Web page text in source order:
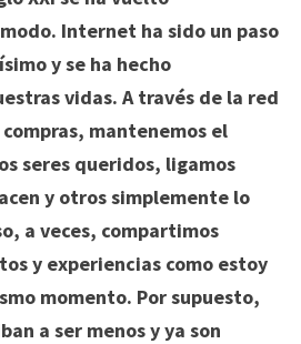
Internet ha sido un paso
y se ha hecho
vidas. A través de la red
mantenemos el
seres queridos, ligamos
y otros simplemente lo
a veces, compartimos
y experiencias como estoy
momento. Por supuesto,
a ser menos y ya son